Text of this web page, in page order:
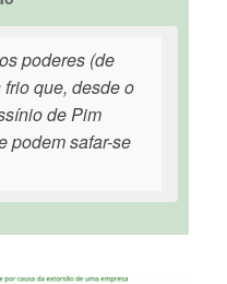
poderes (de
que, desde o
de Pim
podem safar-se